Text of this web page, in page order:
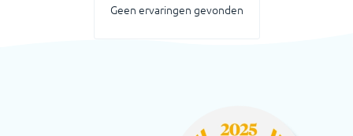
Geen ervaringen gevonden